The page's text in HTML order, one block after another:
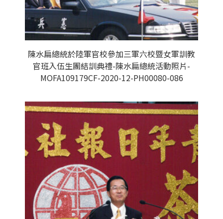
陳水扁總統於陸軍官校參加三軍六校暨女軍訓教
官班入伍生團結訓典禮-陳水扁總統活動照片-
MOFA109179CF-2020-12-PH00080-086